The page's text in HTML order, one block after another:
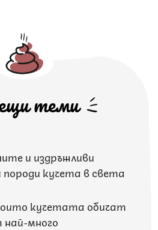
теми
и издръжливи
кучета в света
кучетата обичат
най-много